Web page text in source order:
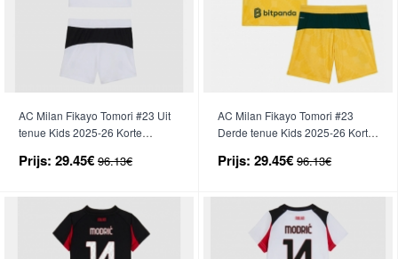
AC Milan Fikayo Tomori #23 Uit
tenue Kids 2025-26 Korte
Prijs: 29.45€ 96.13€
AC Milan Fikayo Tomori #23
Derde tenue Kids 2025-26 Korte
Prijs: 29.45€ 96.13€